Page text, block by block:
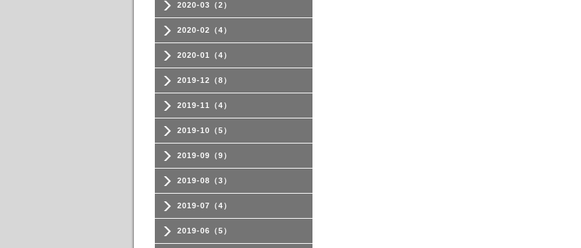
2020-03（2）
2020-02（4）
2020-01（4）
2019-12（8）
2019-11（4）
2019-10（5）
2019-09（9）
2019-08（3）
2019-07（4）
2019-06（5）